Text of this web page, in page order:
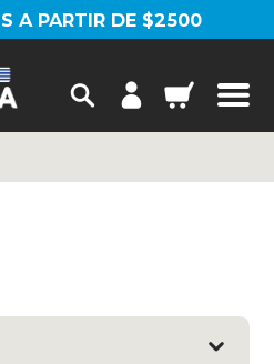
A PARTIR DE $2500